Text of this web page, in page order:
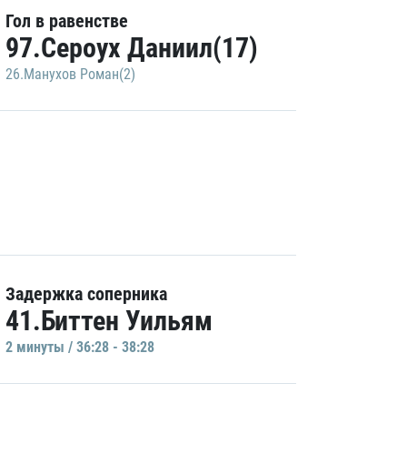
Гол в равенстве
97.Сероух Даниил(17)
26.Манухов Роман(2)
Задержка соперника
41.Биттен Уильям
2 минуты / 36:28 - 38:28